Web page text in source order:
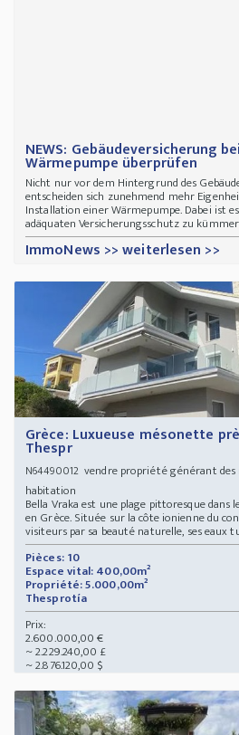
NEWS: Gebäudeversicherung
Wärmepumpe überprüfen
Nicht nur vor dem Hintergrund des
entscheiden sich zunehmend mehr
Installation einer Wärmepumpe. Dabei ist
adäquaten Versicherungsschutz zu
ImmoNews >> weiterlesen >>
Grèce: Luxueuse mésonette
Thespr
N64490012vendre propriété générant des
habitation
Bella Vraka est une plage pittoresque dans
en Grèce. Située sur la côte ionienne du
visiteurs par sa beauté naturelle, ses eaux
Pièces: 10
Espace vital: 400,00m²
Propriété: 5.000,00m²
Thesprotía
Prix:
2.600.000,00 €
~ 2.229.240,00 £
~ 2.876.120,00 $